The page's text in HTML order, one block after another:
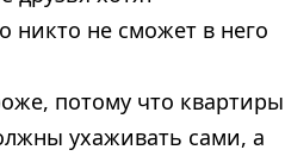
никто не сможет в него
потому что квартиры
ухаживать сами, а